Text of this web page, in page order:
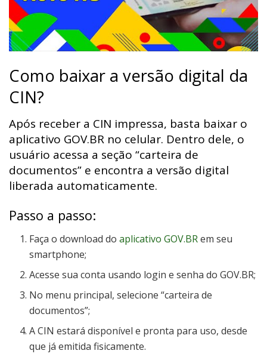
Como baixar a versão digital da
CIN?
Após receber a CIN impressa, basta baixar o
aplicativo GOV.BR no celular. Dentro dele, o
usuário acessa a seção “carteira de
documentos” e encontra a versão digital
liberada automaticamente.
Passo a passo:
Faça o download doaplicativo GOV.BRem seu
smartphone;
Acesse sua conta usando login e senha do GOV.BR;
No menu principal, selecione “carteira de
documentos”;
A CIN estará disponível e pronta para uso, desde
que já emitida fisicamente.